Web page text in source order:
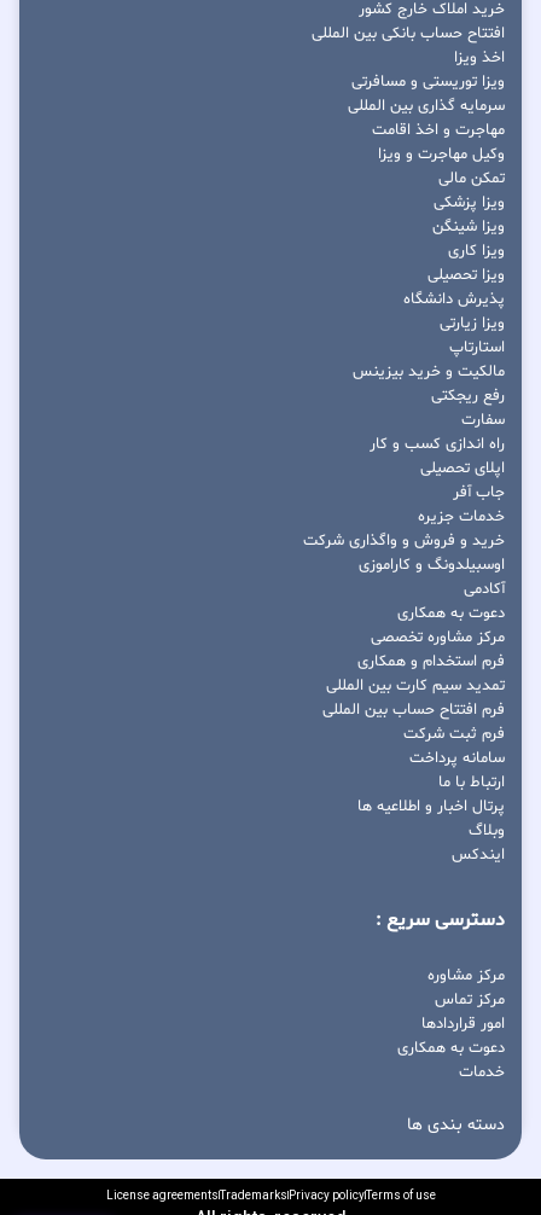
خرید املاک خارج کشور
افتتاح حساب بانکی بین المللی
اخذ ویزا
ویزا توریستی و مسافرتی
سرمایه گذاری بین المللی
مهاجرت و اخذ اقامت
وکیل مهاجرت و ویزا
تمکن مالی
ویزا پزشکی
ویزا شینگن
ویزا کاری
ویزا تحصیلی
پذیرش دانشگاه
ویزا زیارتی
استارتاپ
مالکیت و خرید بیزینس
رفع ریجکتی
سفارت
راه اندازی کسب و کار
اپلای تحصیلی
جاب آفر
خدمات جزیره
خرید و فروش و واگذاری شرکت
اوسبیلدونگ و کاراموزی
آکادمی
دعوت به همکاری
مرکز مشاوره تخصصی
فرم استخدام و همکاری
تمدید سیم کارت بین المللی
فرم افتتاح حساب بین المللی
فرم ثبت شرکت
سامانه پرداخت
ارتباط با ما
پرتال اخبار و اطلاعیه ها
وبلاگ
ایندکس
دسترسی سریع :
مرکز مشاوره
مرکز تماس
امور قراردادها
دعوت به همکاری
خدمات
دسته بندی ها
Terms of use
Privacy policy
Trademarks
License agreements